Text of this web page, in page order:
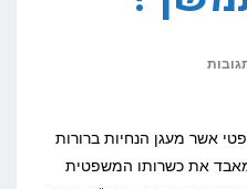
להפעיל
אשר מעגן הנחיות ברורות
את כשרותו המשפטית